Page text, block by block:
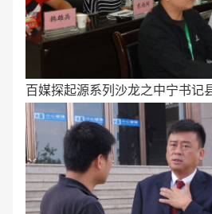
百媒探起源系列沙龙之中宁书记